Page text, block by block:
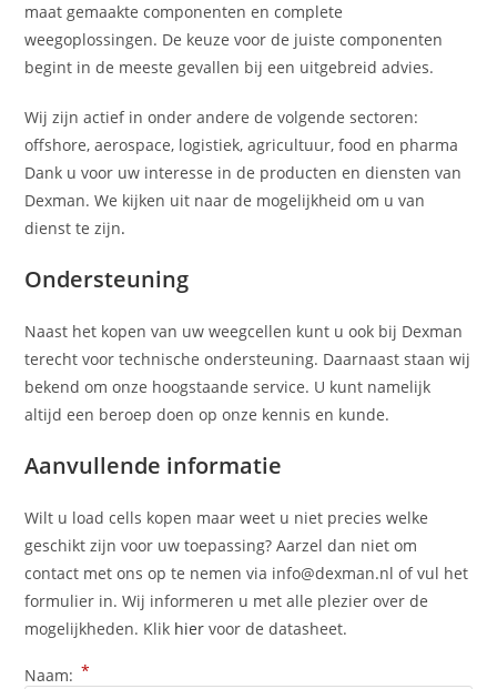
maat gemaakte componenten en complete
weegoplossingen. De keuze voor de juiste componenten
begint in de meeste gevallen bij een uitgebreid advies.
Wij zijn actief in onder andere de volgende sectoren:
offshore, aerospace, logistiek, agricultuur, food en pharma
Dank u voor uw interesse in de producten en diensten van
Dexman. We kijken uit naar de mogelijkheid om u van
dienst te zijn.
Ondersteuning
Naast het kopen van uw weegcellen kunt u ook bij Dexman
terecht voor technische ondersteuning. Daarnaast staan wij
bekend om onze hoogstaande service. U kunt namelijk
altijd een beroep doen op onze kennis en kunde.
Aanvullende informatie
Wilt u load cells kopen maar weet u niet precies welke
geschikt zijn voor uw toepassing? Aarzel dan niet om
contact met ons op te nemen via info@dexman.nl of vul het
formulier in. Wij informeren u met alle plezier over de
mogelijkheden. Klik hiervoor de datasheet.
Naam: *